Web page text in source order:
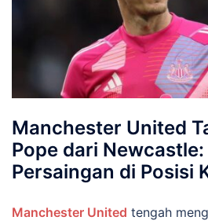
Manchester United
Pope dari
Persaingan di Posisi
Manchester United tengah